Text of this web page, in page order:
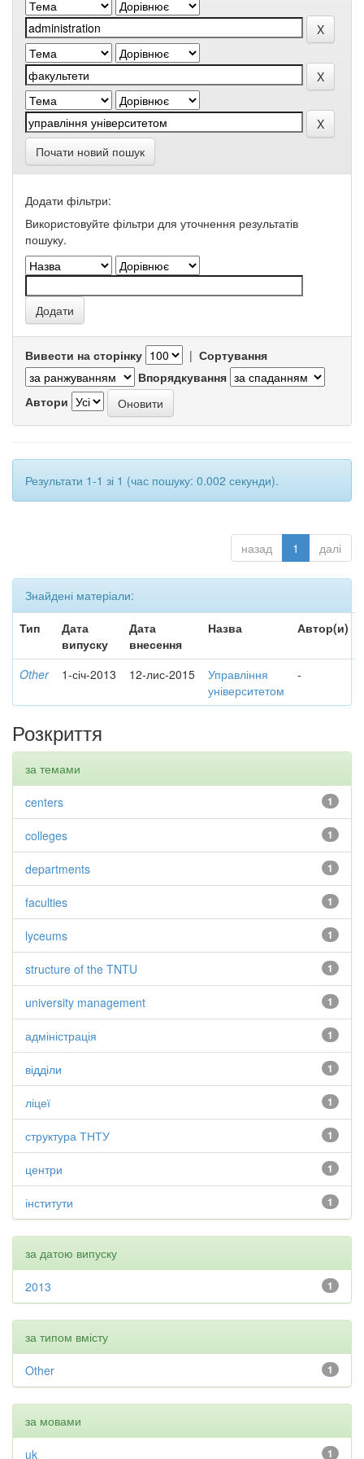
Почати новий пошук
Додати фільтри:
Використовуйте фільтри для уточнення результатів
пошуку.
Вивести на сторінку | Сортування
Впорядкування
Автори
Результати 1-1 зі 1 (час пошуку: 0.002 секунди).
назад 1 далі
Знайдені матеріали:
Тип
Дата
випуску
Дата
внесення
Назва Автор(и)
Other 1-січ-2013 12-лис-2015
Управління
університетом
-
Розкриття
за темами
1
centers
1
colleges
1
departments
1
faculties
1
lyceums
1
structure of the TNTU
1
university management
1
адміністрація
1
відділи
1
ліцеї
1
структура ТНТУ
1
центри
1
інститути
за датою випуску
1
2013
за типом вмісту
1
Other
за мовами
1
uk